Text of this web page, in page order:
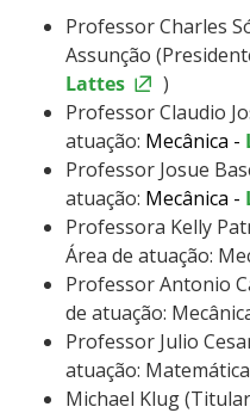
Núcleo Docente
Professor Charles
Assunção
Lattes
)
Professor Claudio
atuação: Mecânica -
Professor Josue
atuação: Mecânica -
Professora Kelly
Área de atuação:
Professor Antonio
de atuação:
Professor Julio
atuação: Matemática
Michael Klug